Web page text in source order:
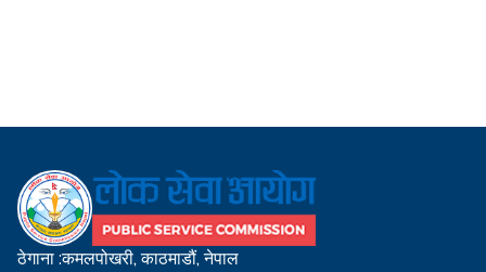
ठेगाना :कमलपोखरी, काठमाडौं, नेपाल